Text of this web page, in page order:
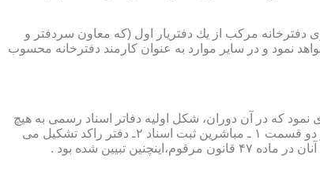
دفترخانه مركب از یك دفتریار اول (كه معاون سردفتر و
نمود و در سایر موارد به عنوان كارمند دفترخانه محسوب
به قانون ثبت اسناد مصوب سال ۱۲۹۰ شمسی بازمی گردد.باید یادآوری نمود كه در آن دوران، شكل اولیه دفاتر اسناد رسمی به هیچ
عنوان جنبه استقلالی نداشته است. مطابق قانون یاد شده، به منظور رسمیت دادن به اسناد قاطبه مردم، دوایر ثبت اسناد به عنوان نهادی دولتی، از دو قسمت ۱ ـ مباشرین ثبت اسناد ۲ـ دفتر راكد تشكیل می
شده بود .